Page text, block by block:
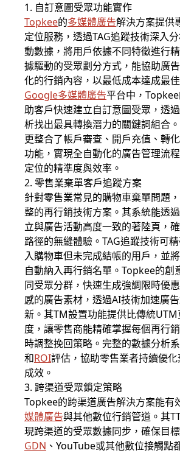
1. 自訂意圖受眾功能實作
Topkee的多媒體廣告解決方案提供
定位服務，透過TAG追蹤技術深入
動數據，將用戶依據不同特徵進行
據驅動的受眾劃分方式，能協助廣
化的行銷內容，以最低成本達成最
Google多媒體廣告平台中，
助客戶快速建立自訂意圖受眾，透
析找出最具轉換潛力的關鍵詞組合
更整合了帳戶審查、開戶充值、轉
功能，實現全自動化的廣告管理流
定位的精準度與效率。
2. 零售業棄單客戶追蹤方案
針對零售業常見的購物車棄單問題
整的再行銷技術方案。其系統能透
立與廣告活動高度一致的著陸頁，
路徑的無縫體驗。TAG追蹤技術可
入購物車但未完成結帳的用戶，並
自動納入再行銷名單。Topkee的創
同受眾分群，快速生成強調限時優
感的廣告素材，透過AI技術加速廣
新。其TM設置功能提供比傳統
度，讓零售商能精確掌握每個再行
時調整挽回策略。完整的數據分析
和ROI評估，協助零售業者持續優
成效。
3. 跨渠道受眾鎖定策略
Topkee的跨渠道廣告解決方案能有
媒體廣告與其他數位行銷管道。其
現跨渠道的受眾數據同步，確保目
GDN 、YouTube或其他數位接觸點